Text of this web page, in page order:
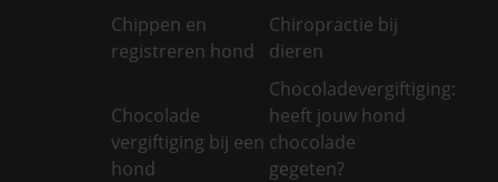
Chippen en
registreren hond
Chiropractie bij
dieren
Chocolade
vergiftiging bij een
hond
Chocoladevergiftiging:
heeft jouw hond
chocolade
gegeten?